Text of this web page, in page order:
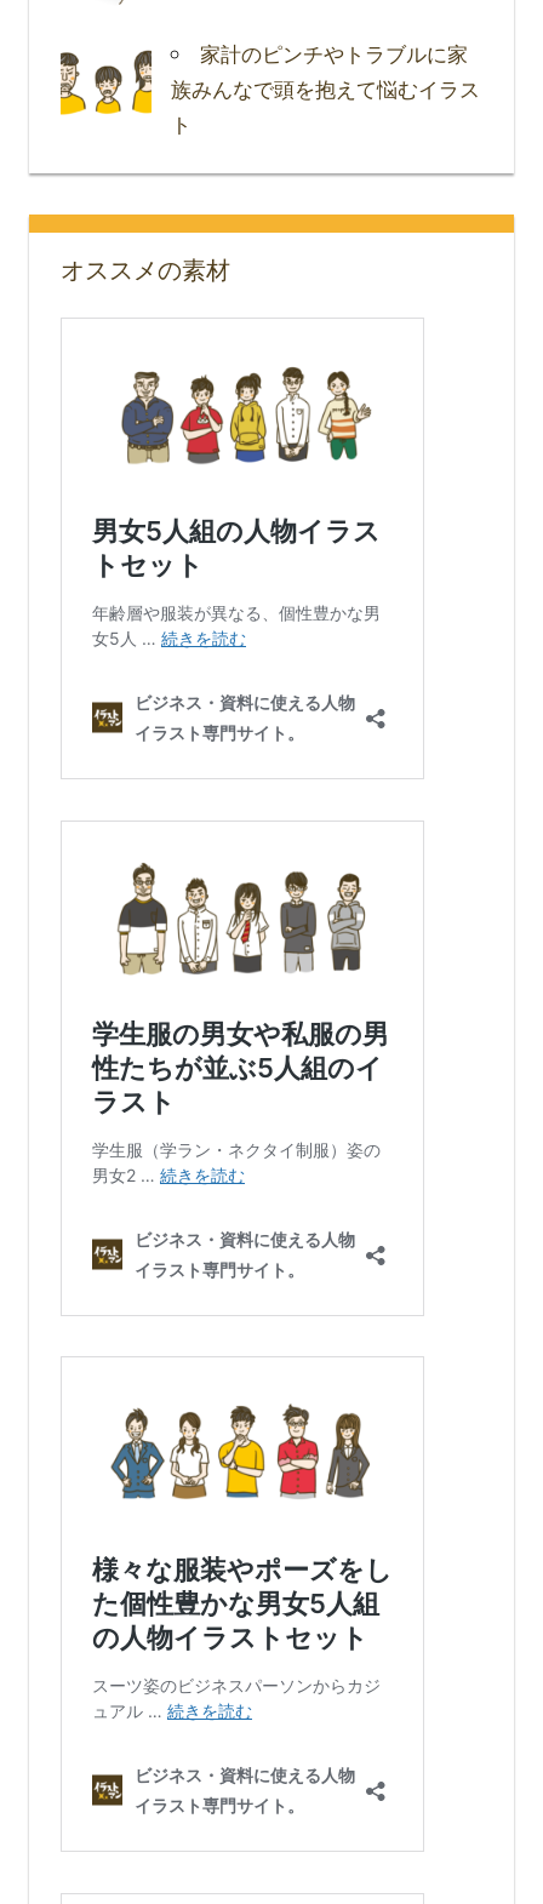
家計のピンチやトラブルに家
族みんなで頭を抱えて悩むイラス
ト
オススメの素材